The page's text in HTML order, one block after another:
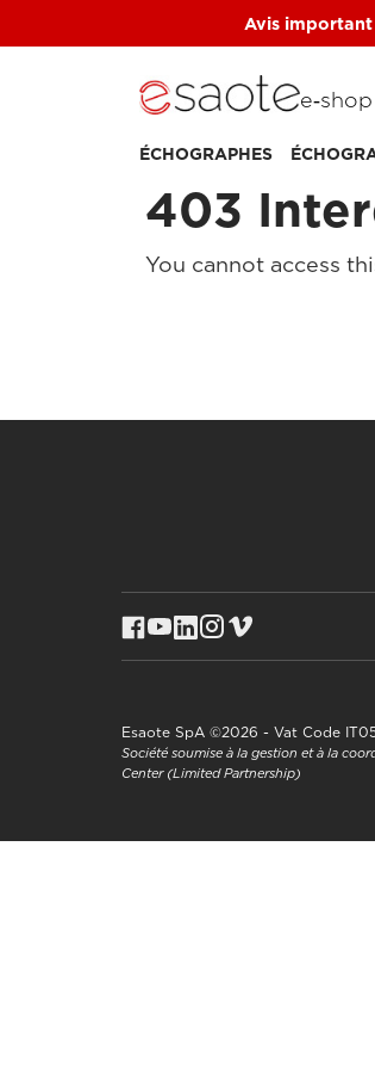
Avis important
e‑shop
ÉCHOGRAPHES
403
You cannot access
Esaote SpA ©2026 - Vat Code
Société soumise à la gestion et à la
Center (Limited Partnership)